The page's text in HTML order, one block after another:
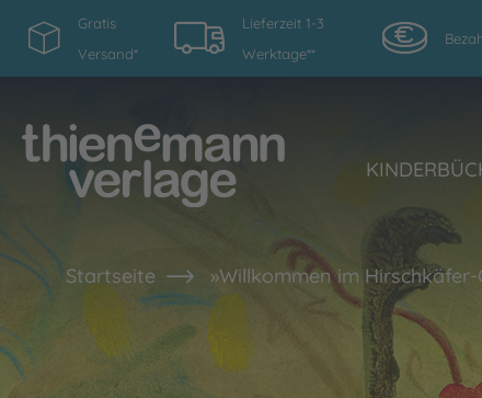
Gratis
Versand*
Lieferzeit 1-3
Werktage**
Startseite »Willkommen im